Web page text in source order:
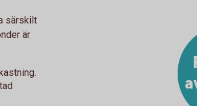
särskilt
är